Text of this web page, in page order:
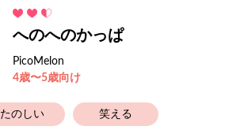
へのへのかっぱ
PicoMelon
4歳〜5歳向け
たのしい 笑える